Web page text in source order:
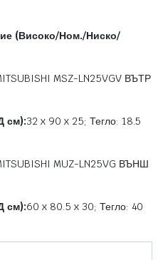
(Високо/Ном./Ниско/
MSZ-LN25VGV ВЪТР
см):32 x 90 x 25; Тегло: 18.5
MUZ-LN25VG ВЪНШ
см):60 x 80.5 x 30; Тегло: 40